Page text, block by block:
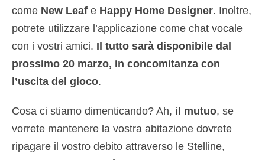
come New Leaf e Happy Home Designer. Inoltre,
potrete utilizzare l’applicazione come chat vocale
con i vostri amici. Il tutto sarà disponibile dal
prossimo 20 marzo, in concomitanza con
l’uscita del gioco.
Cosa ci stiamo dimenticando? Ah, il mutuo, se
vorrete mantenere la vostra abitazione dovrete
ripagare il vostro debito attraverso le Stelline,